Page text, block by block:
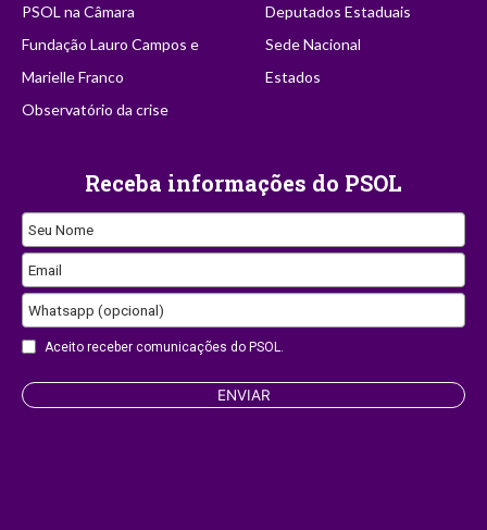
PSOL na Câmara
Fundação Lauro Campos e
Marielle Franco
Observatório da crise
Deputados Estaduais
Sede Nacional
Estados
Receba informações do PSOL
Seu Nome
Email
Whatsapp (opcional)
Aceito receber comunicações do PSOL.
ENVIAR